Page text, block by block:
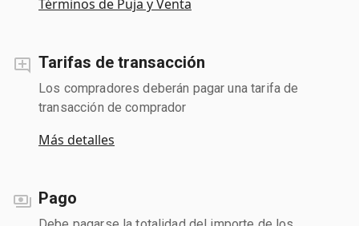
Términos de Puja y Venta
Tarifas de transacción
Los compradores deberán pagar una tarifa de
transacción de comprador
Más detalles
Pago